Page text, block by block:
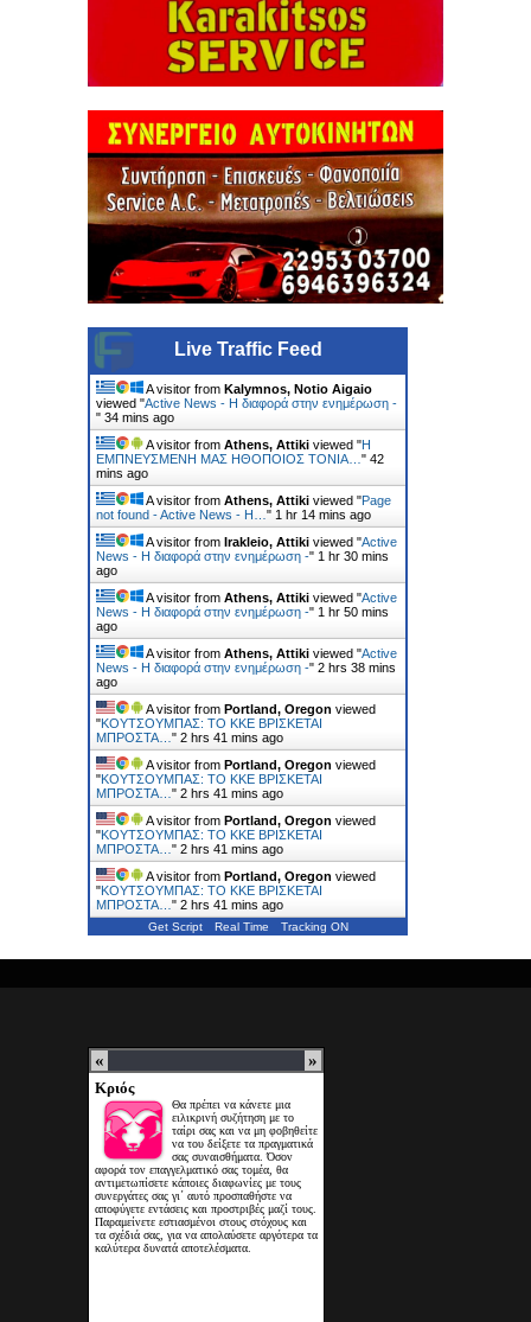
Live Traffic Feed
A visitor from Kalymnos, Notio Aigaio
viewed "Active News - Η διαφορά στην ενημέρωση -
" 34 mins ago
A visitor from Athens, Attiki viewed "Η
ΕΜΠΝΕΥΣΜΕΝΗ ΜΑΣ ΗΘΟΠΟΙΟΣ ΤΟΝΙΑ… " 42
mins ago
A visitor from Athens, Attiki viewed "Page
not found - Active News - Η… " 1 hr 14 mins ago
A visitor from Irakleio, Attiki viewed "Active
News - Η διαφορά στην ενημέρωση -" 1 hr 30 mins
ago
A visitor from Athens, Attiki viewed "Active
News - Η διαφορά στην ενημέρωση -" 1 hr 50 mins
ago
A visitor from Athens, Attiki viewed "Active
News - Η διαφορά στην ενημέρωση -" 2 hrs 38 mins
ago
A visitor from Portland, Oregon viewed
"ΚΟΥΤΣΟΥΜΠΑΣ: TO KKE ΒΡΙΣΚΕΤΑΙ
ΜΠΡΟΣΤΑ… " 2 hrs 41 mins ago
A visitor from Portland, Oregon viewed
"ΚΟΥΤΣΟΥΜΠΑΣ: TO KKE ΒΡΙΣΚΕΤΑΙ
ΜΠΡΟΣΤΑ… " 2 hrs 41 mins ago
A visitor from Portland, Oregon viewed
"ΚΟΥΤΣΟΥΜΠΑΣ: TO KKE ΒΡΙΣΚΕΤΑΙ
ΜΠΡΟΣΤΑ… " 2 hrs 41 mins ago
A visitor from Portland, Oregon viewed
"ΚΟΥΤΣΟΥΜΠΑΣ: TO KKE ΒΡΙΣΚΕΤΑΙ
ΜΠΡΟΣΤΑ… " 2 hrs 41 mins ago
Get Script Real Time Tracking ON